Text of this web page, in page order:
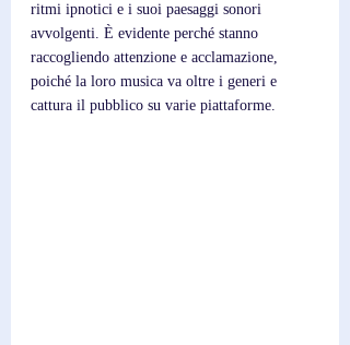
ritmi ipnotici e i suoi paesaggi sonori
avvolgenti. È evidente perché stanno
raccogliendo attenzione e acclamazione,
poiché la loro musica va oltre i generi e
cattura il pubblico su varie piattaforme.